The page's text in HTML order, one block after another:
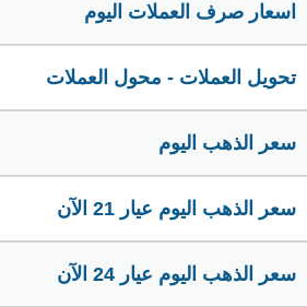
اسعار صرف العملات اليوم
تحويل العملات - محول العملات
سعر الذهب اليوم
سعر الذهب اليوم عيار 21 الآن
سعر الذهب اليوم عيار 24 الآن